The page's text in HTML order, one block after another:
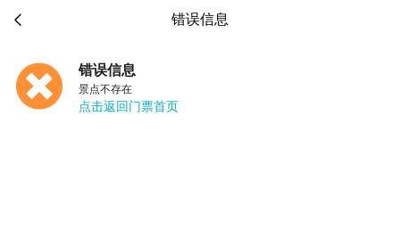
 错误信息
错误信息
景点不存在
点击返回门票首页